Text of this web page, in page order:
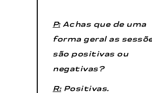
P:Achas que de uma
forma geral as
são positivas ou
negativas?
R:Positivas.